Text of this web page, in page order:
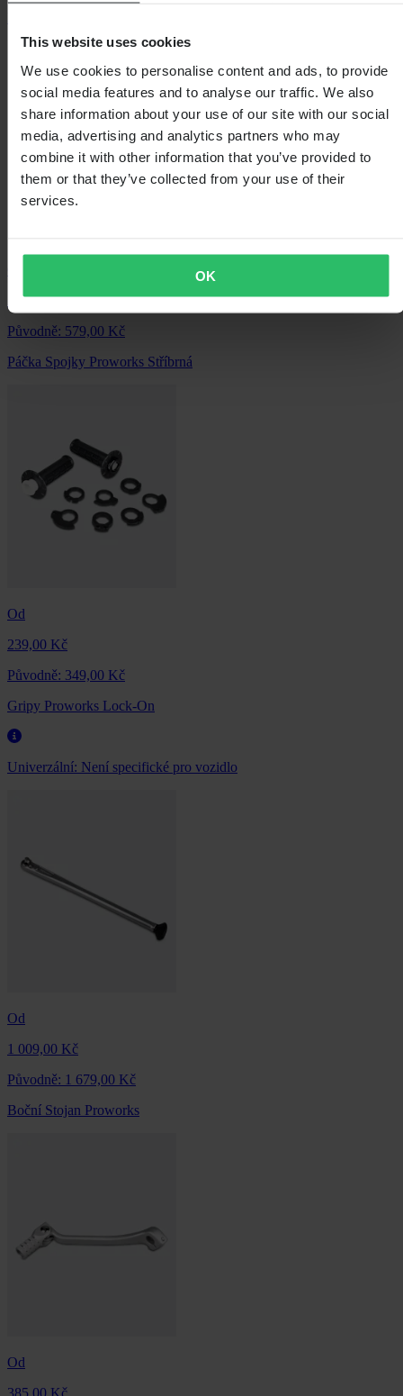
This website uses cookies
We use cookies to personalise content and ads, to provide
social media features and to analyse our traffic. We also
share information about your use of our site with our social
media, advertising and analytics partners who may
combine it with other information that you’ve provided to
them or that they’ve collected from your use of their
services.
OK
255,00 Kč
Původně: 579,00 Kč
Páčka Spojky Proworks Stříbrná
Od
239,00 Kč
Původně: 349,00 Kč
Gripy Proworks Lock-On
Univerzální: Není specifické pro vozidlo
Od
1 009,00 Kč
Původně: 1 679,00 Kč
Boční Stojan Proworks
Od